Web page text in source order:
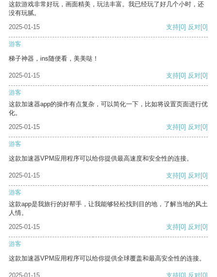
这款游戏非常好玩，画面精美，玩法丰富。我已经玩了好几个小时，还
没有玩腻。
2025-01-15
支持[0] 反对[0]
游客
梯子神器，ins随便看，美美哒！
2025-01-15 支持[0] 反对[0]
游客
这款加速器app的操作有点复杂，可以简化一下，比如将设置页面进行优
化。
2025-01-15
支持[0] 反对[0]
游客
这款加速器VPM应用程序可以给你提供最高速度和安全性的连接。
2025-01-15 支持[0] 反对[0]
游客
这款app是我旅行的好帮手，让我能够轻松找到目的地，了解当地的风土
人情。
2025-01-15
支持[0] 反对[0]
游客
这款加速器VPM应用程序可以给你提供全球覆盖和最高安全性的连接。
2025-01-15 支持[0] 反对[0]